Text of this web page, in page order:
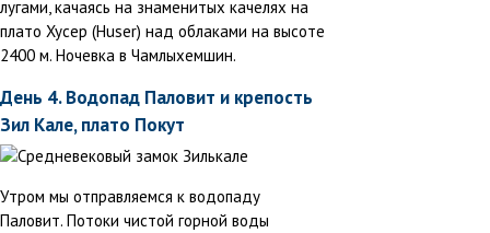
лугами, качаясь на знаменитых качелях на
плато Хусер (Huser) над облаками на высоте
2400 м. Ночевка в Чамлыхемшин.
День 4. Водопад Паловит и крепость
Зил Кале, плато Покут
Утром мы отправляемся к водопаду
Паловит. Потоки чистой горной воды